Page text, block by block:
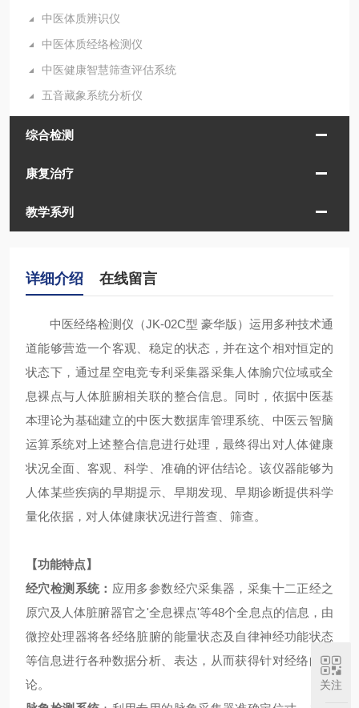
中医体质辨识仪
中医体质经络检测仪
中医健康智慧筛查评估系统
五音藏象系统分析仪
综合检测
康复治疗
教学系列
详细介绍 在线留言
中医经络检测仪（JK-02C型 豪华版）运用多种技术通
道能够营造一个客观、稳定的状态，并在这个相对恒定的
状态下，通过星空电竞专利采集器采集人体腧穴位域或全
息裸点与人体脏腑相关联的整合信息。同时，依据中医基
本理论为基础建立的中医大数据库管理系统、中医云智脑
运算系统对上述整合信息进行处理，最终得出对人体健康
状况全面、客观、科学、准确的评估结论。该仪器能够为
人体某些疾病的早期提示、早期发现、早期诊断提供科学
量化依据，对人体健康状况进行普查、筛查。
【功能特点】
经穴检测系统： 应用多参数经穴采集器，采集十二正经之
原穴及人体脏腑器官之'全息裸点'等48个全息点的信息，由
微控处理器将各经络脏腑的能量状态及自律神经功能状态
等信息进行各种数据分析、表达，从而获得针对经络的结
论。
关注